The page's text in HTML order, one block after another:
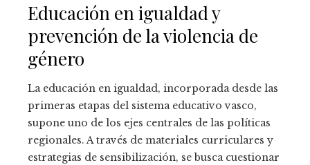
Educación en igualdad y
prevención de la violencia de
género
La educación en igualdad, incorporada desde las
primeras etapas del sistema educativo vasco,
supone uno de los ejes centrales de las políticas
regionales. A través de materiales curriculares y
estrategias de sensibilización, se busca cuestionar